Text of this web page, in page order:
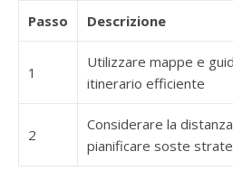
Passo Descrizione
1
Utilizzare mappe e
itinerario efficiente
2
Considerare la
pianificare soste